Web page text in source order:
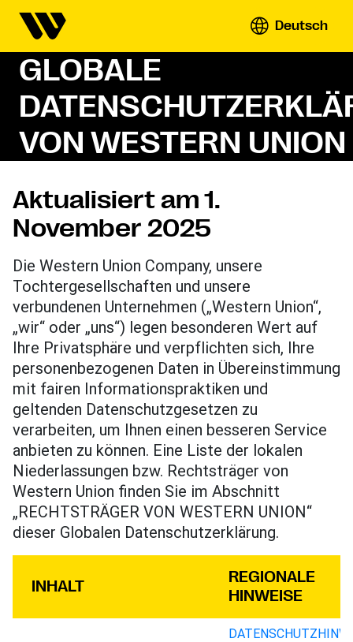
Deutsch
GLOBALE
VON WESTERN UNION
Aktualisiert am 1.
November 2025
Die Western Union Company, unsere
Tochtergesellschaften und unsere
verbundenen Unternehmen („Western Union“,
„wir“ oder „uns“) legen besonderen Wert auf
Ihre Privatsphäre und verpflichten sich, Ihre
personenbezogenen Daten in Übereinstimmung
mit fairen Informationspraktiken und
geltenden Datenschutzgesetzen zu
verarbeiten, um Ihnen einen besseren Service
anbieten zu können. Eine Liste der lokalen
Niederlassungen bzw. Rechtsträger von
Western Union finden Sie im Abschnitt
„RECHTSTRÄGER VON WESTERN UNION“
dieser Globalen Datenschutzerklärung.
INHALT
REGIONALE
HINWEISE